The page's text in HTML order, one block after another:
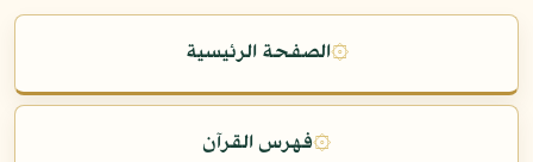
۞الصفحة الرئيسية
۞فهرس القرآن